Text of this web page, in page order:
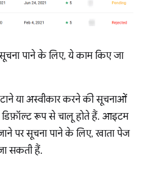
पाने के लिए, ये काम किए जा
या अस्वीकार करने की सूचनाओं
रूप से चालू होते हैं. आइटम
पर सूचना पाने के लिए, खाता पेज
सकती हैं.